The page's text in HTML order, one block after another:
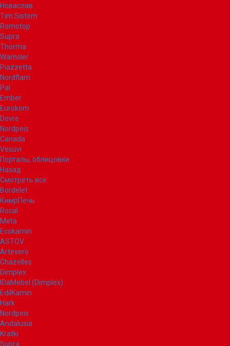
Новаслав
Tim Sistem
Romotop
Supra
Thorma
Wamsler
Piazzetta
Nordflam
Pal
Ember
Eurokom
Dovre
Nordpeis
Canada
Vesuvi
Порталы, облицовки
Назад
Смотреть все
Bordelet
КимрПечь
Rocal
Meta
Ecokamin
ASTOV
Artevero
Chazelles
Dimplex
IDaMebel (Dimplex)
EdilKamin
Hark
Nordpeis
Andalusia
Kratki
Supra